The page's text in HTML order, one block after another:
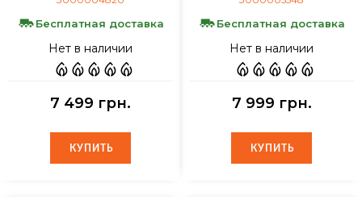
Бесплатная доставка
Нет в наличии
7 499 грн.
КУПИТЬ
КУПИТЬ
Бесплатная доставка
Нет в наличии
7 999 грн.
КУПИТЬ
КУПИТЬ